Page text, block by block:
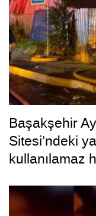
Başakşehir
Sitesi’ndeki
kullanılamaz